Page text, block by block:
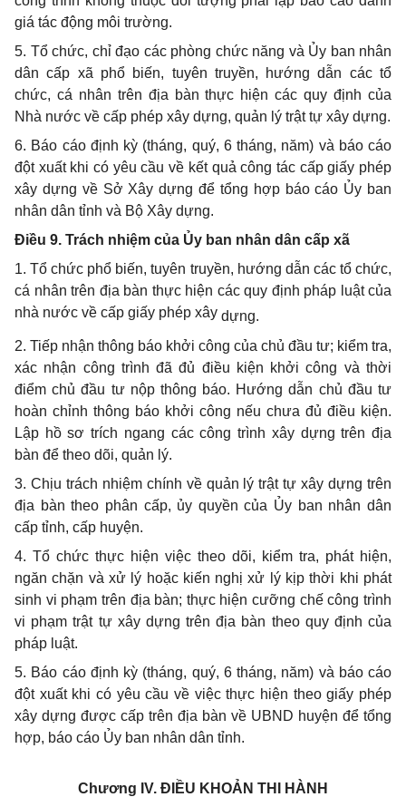
giá tác động môi trường.
5. Tổ chức, chỉ đạo các phòng chức năng và Ủy ban nhân
dân cấp xã phổ biến, tuyên truyền, hướng dẫn các tổ
chức, cá nhân trên địa bàn thực hiện các quy định của
Nhà nước về cấp phép xây dựng, quản lý trật tự xây dựng.
6. Báo cáo định kỳ (tháng, quý, 6 tháng, năm) và báo cáo
đột xuất khi có yêu cầu về kết quả công tác cấp giấy phép
xây dựng về Sở Xây dựng để tổng hợp báo cáo Ủy ban
nhân dân tỉnh và Bộ Xây dựng.
Điều 9. Trách nhiệm của Ủy ban nhân dân cấp xã
1. Tổ chức phổ biến, tuyên truyền, hướng dẫn các tổ chức,
cá nhân trên địa bàn thực hiện các quy định pháp luật của
nhà nước về cấp giấy phép xây dựng.
2. Tiếp nhận thông báo khởi công của chủ đầu tư; kiểm tra,
xác nhận công trình đã đủ điều kiện khởi công và thời
điểm chủ đầu tư nộp thông báo. Hướng dẫn chủ đầu tư
hoàn chỉnh thông báo khởi công nếu chưa đủ điều kiện.
Lập hồ sơ trích ngang các công trình xây dựng trên địa
bàn để theo dõi, quản lý.
3. Chịu trách nhiệm chính về quản lý trật tự xây dựng trên
địa bàn theo phân cấp, ủy quyền của Ủy ban nhân dân
cấp tỉnh, cấp huyện.
4. Tổ chức thực hiện việc theo dõi, kiểm tra, phát hiện,
ngăn chặn và xử lý hoặc kiến nghị xử lý kịp thời khi phát
sinh vi phạm trên địa bàn; thực hiện cưỡng chế công trình
vi phạm trật tự xây dựng trên địa bàn theo quy định của
pháp luật.
5. Báo cáo định kỳ (tháng, quý, 6 tháng, năm) và báo cáo
đột xuất khi có yêu cầu về việc thực hiện theo giấy phép
xây dựng được cấp trên địa bàn về UBND huyện để tổng
hợp, báo cáo Ủy ban nhân dân tỉnh.
Chương IV. ĐIỀU KHOẢN THI HÀNH